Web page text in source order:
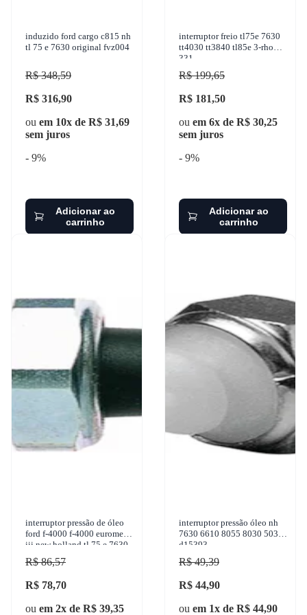
induzido ford cargo c815 nh
tl 75 e 7630 original fvz004
R$ 348,59
R$ 316,90
ou em 10x de R$ 31,69
sem juros
- 9%
Adicionar ao
carrinho
interruptor freio tl75e 7630
tt4030 tt3840 tl85e 3-rho
331
R$ 199,65
R$ 181,50
ou em 6x de R$ 30,25
sem juros
- 9%
Adicionar ao
carrinho
interruptor pressão de óleo
ford f-4000 f-4000 euromec
iii new holland tl 75 e 7630
tt 4030 1942-2011 3-rho -
3340
R$ 86,57
R$ 78,70
ou em 2x de R$ 39,35
interruptor pressão óleo nh
7630 6610 8055 8030 5030
d15393
R$ 49,39
R$ 44,90
ou em 1x de R$ 44,90